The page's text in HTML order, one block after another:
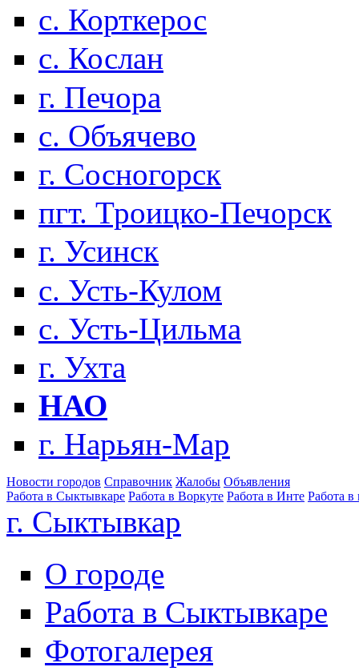
с. Корткерос
с. Кослан
г. Печора
с. Объячево
г. Сосногорск
пгт. Троицко-Печорск
г. Усинск
с. Усть-Кулом
с. Усть-Цильма
г. Ухта
НАО
г. Нарьян-Мар
Новости городов Справочник Жалобы Объявления
Работа в Сыктывкаре Работа в Воркуте Работа в Инте Работа в
г. Сыктывкар
О городе
Работа в Сыктывкаре
Фотогалерея